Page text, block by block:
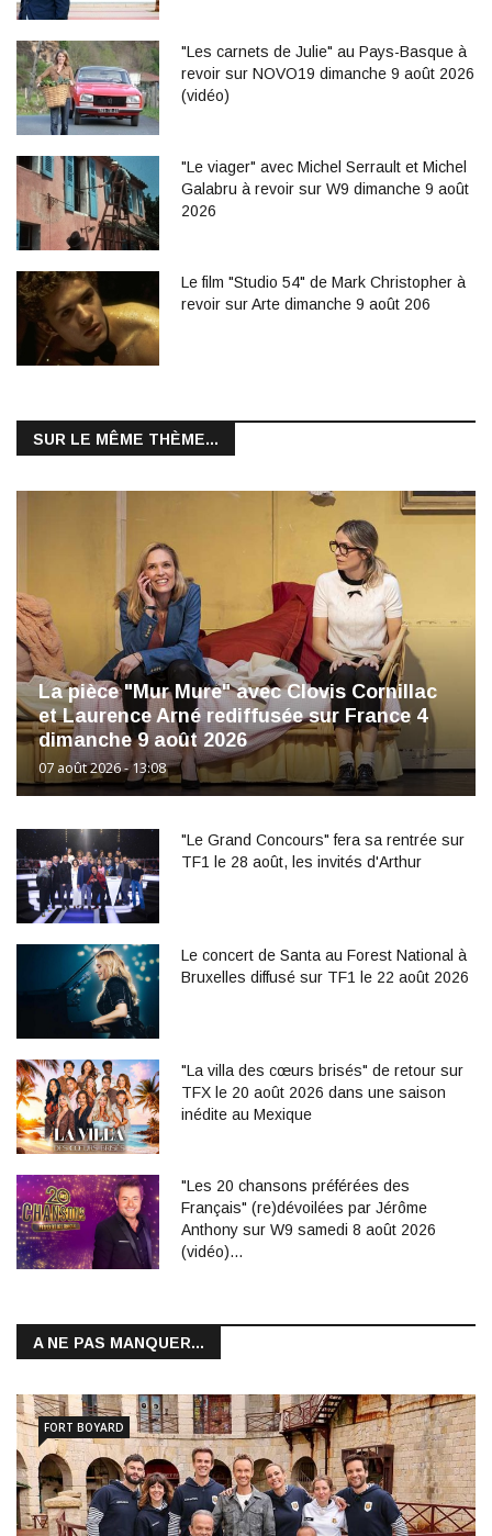
"Les carnets de Julie" au Pays-Basque à
revoir sur NOVO19 dimanche 9 août 2026
(vidéo)
"Le viager" avec Michel Serrault et Michel
Galabru à revoir sur W9 dimanche 9 août
2026
Le film "Studio 54" de Mark Christopher à
revoir sur Arte dimanche 9 août 206
SUR LE MÊME THÈME...
La pièce "Mur Mure" avec Clovis Cornillac
et Laurence Arné rediffusée sur France 4
dimanche 9 août 2026
07 août 2026 - 13:08
"Le Grand Concours" fera sa rentrée sur
TF1 le 28 août, les invités d'Arthur
Le concert de Santa au Forest National à
Bruxelles diffusé sur TF1 le 22 août 2026
"La villa des cœurs brisés" de retour sur
TFX le 20 août 2026 dans une saison
inédite au Mexique
"Les 20 chansons préférées des
Français" (re)dévoilées par Jérôme
Anthony sur W9 samedi 8 août 2026
(vidéo)…
A NE PAS MANQUER...
FORT BOYARD